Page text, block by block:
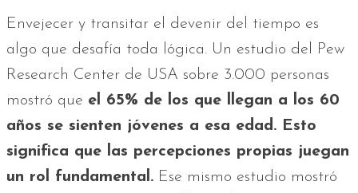
Envejecer y transitar el devenir del tiempo es
algo que desafía toda lógica. Un estudio del Pew
Research Center de USA sobre 3.000 personas
mostró que el 65% de los que llegan a los 60
años se sienten jóvenes a esa edad. Esto
significa que las percepciones propias juegan
un rol fundamental. Ese mismo estudio mostró